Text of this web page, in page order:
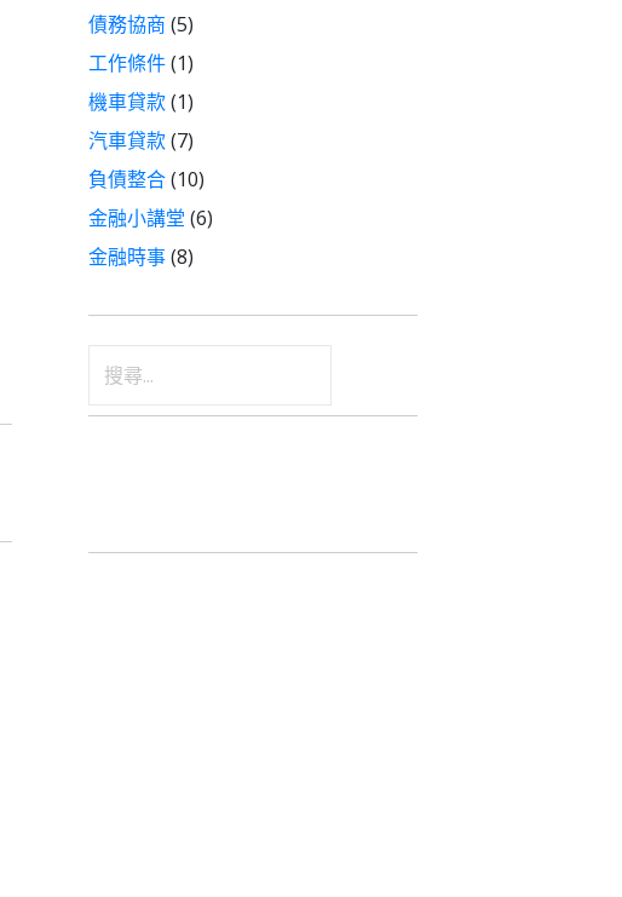
債務協商 (5)
工作條件(1)
機車貸款(1)
汽車貸款(7)
負債整合(10)
金融小講堂 (6)
金融時事(8)
尋
關